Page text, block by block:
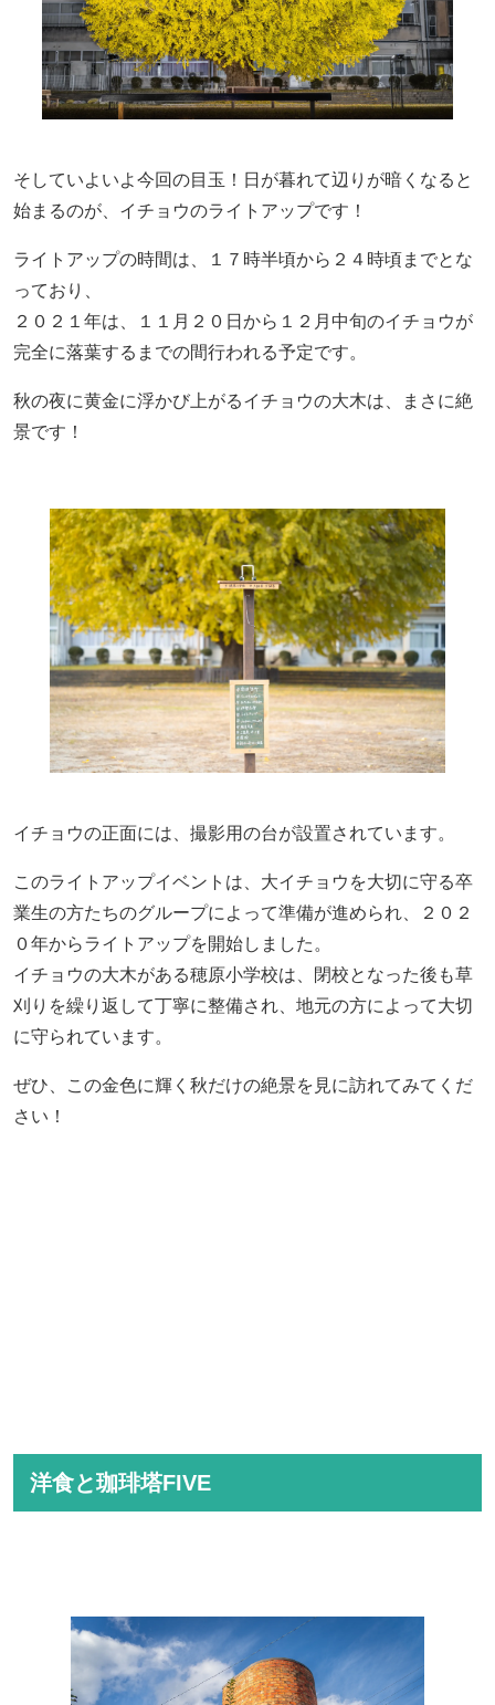
そしていよいよ今回の目玉！ 日が暮れて辺りが暗くなると
始まるのが、イチョウのライトアップです！
ライトアップの時間は、 １７時半頃から ２４時頃までとな
っており、
２０２１年は、１１月２０日から１２月中旬のイチョウが
完全に落葉するまでの間行われる予定です。
秋の夜に黄金に浮かび上がるイチョウの大木は、まさに絶
景です！
イチョウの正面には、撮影用の台が設置されています。
このライトアップイベントは、大イチョウを大切に守る卒
業生の方たちのグループによって準備が進められ、２０２
０年からライトアップを開始しました。
イチョウの大木がある穂原小学校は、閉校となった後も草
刈りを繰り返して丁寧に整備され、地元の方によって大切
に守られています。
ぜひ、 この金色に輝く秋だけの絶景を見に訪れてみてくだ
さい！
洋食と珈琲塔FIVE